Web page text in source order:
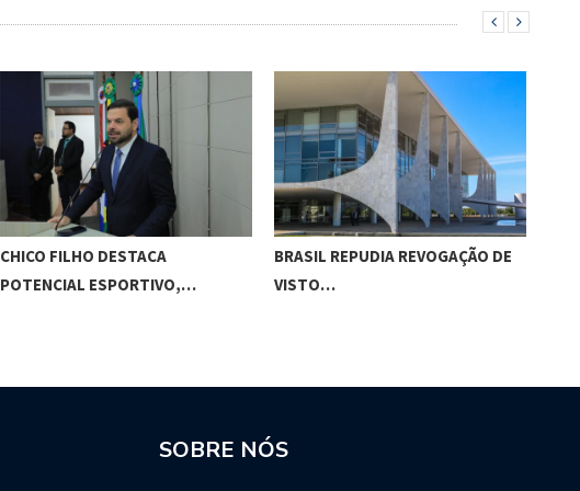
CHICO FILHO DESTACA
POTENCIAL ESPORTIVO,…
BRASIL REPUDIA REVOGAÇÃO DE
VISTO…
SOBRE NÓS